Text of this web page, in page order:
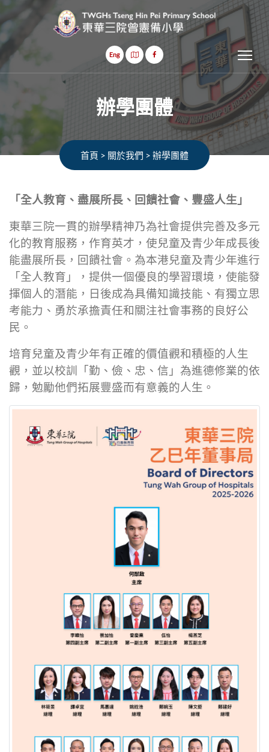
Eng
辦學團體
首頁 > 關於我們 > 辦學團體
「全人教育、盡展所長、回饋社會、豐盛人生」
東華三院一貫的辦學精神乃為社會提供完善及多元
化的教育服務，作育英才，使兒童及青少年成長後
能盡展所長，回饋社會。為本港兒童及青少年進行
「全人教育」，提供一個優良的學習環境，使能發
揮個人的潛能，日後成為具備知識技能、有獨立思
考能力、勇於承擔責任和關注社會事務的良好公
民。
培育兒童及青少年有正確的價值觀和積極的人生
觀，並以校訓「勤、儉、忠、信」為進德修業的依
歸，勉勵他們拓展豐盛而有意義的人生。